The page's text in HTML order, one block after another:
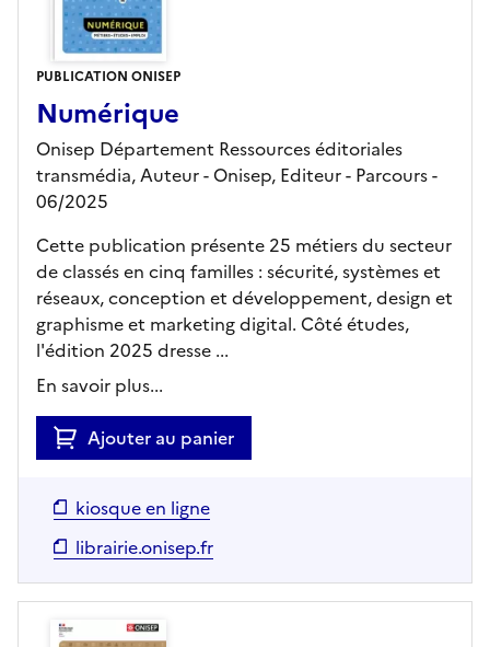
PUBLICATION ONISEP
Numérique
Onisep Département Ressources éditoriales
transmédia, Auteur - Onisep, Editeur- Parcours-
06/2025
Cette publication présente 25 métiers du secteur
de classés en cinq familles : sécurité, systèmes et
réseaux, conception et développement, design et
graphisme et marketing digital. Côté études,
l'édition 2025 dresse ...
En savoir plus...
Ajouter au panier
kiosque en ligne
librairie.onisep.fr